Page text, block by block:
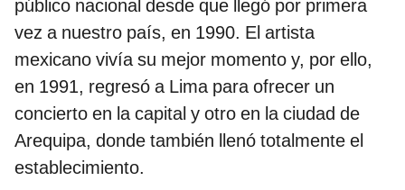
público nacional desde que llegó por primera
vez a nuestro país, en 1990. El artista
mexicano vivía su mejor momento y, por ello,
en 1991, regresó a Lima para ofrecer un
concierto en la capital y otro en la ciudad de
Arequipa, donde también llenó totalmente el
establecimiento.